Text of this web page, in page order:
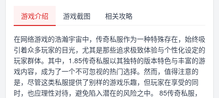
游戏介绍 游戏截图 相关攻略
在网络游戏的浩瀚宇宙中，传奇私服作为一种特殊存在，始终吸
引着众多玩家的目光，尤其是那些追求极致体验与个性化设定的
玩家群体。其中，1.85传奇私服以其独特的版本特色与丰富的游
戏内容，成为了一个不可忽视的热门选择。然而，值得注意的
是，尽管这类私服提供了别样的游戏乐趣，但玩家在享受的同
时，也应理性对待，避免陷入潜在的风险之中。 85传奇私服，